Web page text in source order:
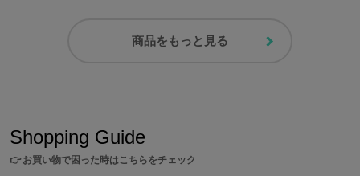
商品をもっと見る
Shopping Guide
👉お買い物で困った時はこちらをチェック